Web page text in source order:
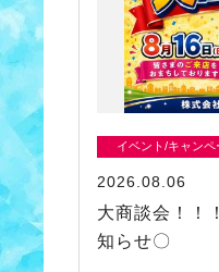
イベント/キャンペ
2026.08.06
大商談会！！
知らせ〇